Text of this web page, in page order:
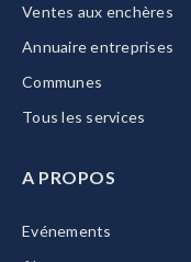
Ventes aux enchères
Annuaire entreprises
Communes
Tous les services
A PROPOS
Evénements